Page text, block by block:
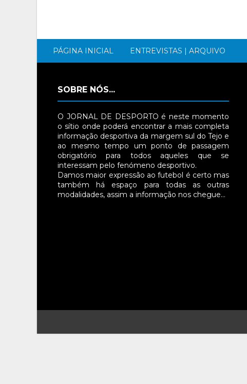
PÁGINA INICIAL ENTREVISTAS | ARQUIVO
SOBRE NÓS...
O JORNAL DE DESPORTO é neste momento
o sítio onde poderá encontrar a mais completa
informação desportiva da margem sul do Tejo e
ao mesmo tempo um ponto de passagem
obrigatório para todos aqueles que se
interessam pelo fenómeno desportivo.
Damos maior expressão ao futebol é certo mas
também há espaço para todas as outras
modalidades, assim a informação nos chegue…